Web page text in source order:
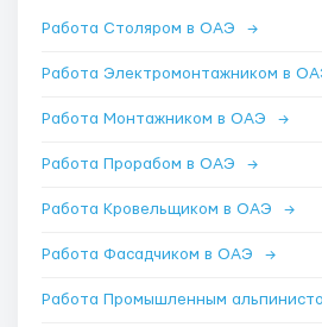
Работа Столяром в ОАЭ →
Работа Электромонтажником в
Работа Монтажником в ОАЭ →
Работа Прорабом в ОАЭ →
Работа Кровельщиком в ОАЭ →
Работа Фасадчиком в ОАЭ →
Работа Промышленным